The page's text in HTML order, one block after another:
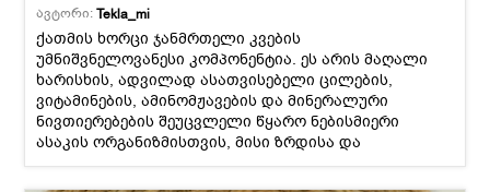
ავტორი:Tekla_mi
ქათმის ხორცი ჯანმრთელი კვების
უმნიშვნელოვანესი კომპონენტია. ეს არის მაღალი
ხარისხის, ადვილად ასათვისებელი ცილების,
ვიტამინების, ამინომჟავების და მინერალური
ნივთიერებების შეუცვლელი წყარო ნებისმიერი
ასაკის ორგანიზმისთვის, მისი ზრდისა და
ფუნქციობისთვის. ქათმის ხორცი საქონლის